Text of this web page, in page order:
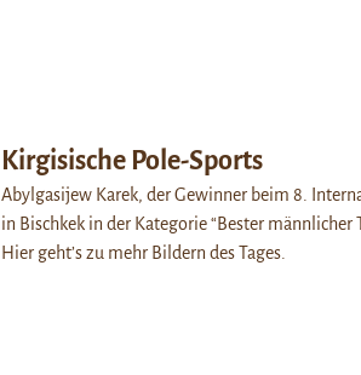
Kirgisische Pole-Sports
Abylgasijew Karek, der Gewinner beim 8.
in Bischkek in der Kategorie “Bester männlicher
Hier geht’s zu mehr Bildern des Tages.